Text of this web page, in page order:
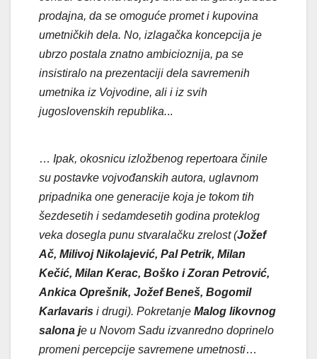
prodajna, da se omoguće promet i kupovina
umetničkih dela. No, izlagačka koncepcija je
ubrzo postala znatno ambicioznija, pa se
insistiralo na prezentaciji dela savremenih
umetnika iz Vojvodine, ali i iz svih
jugoslovenskih republika...
… Ipak, okosnicu izložbenog repertoara činile
su postavke vojvođanskih autora, uglavnom
pripadnika one generacije koja je tokom tih
šezdesetih i sedamdesetih godina proteklog
veka dosegla punu stvaralačku zrelost (Jožef
Ač, Milivoj Nikolajević, Pal Petrik, Milan
Kečić, Milan Kerac, Boško i Zoran Petrović,
Ankica Oprešnik, Jožef Beneš, Bogomil
Karlavaris i drugi). Pokretanje Malog likovnog
salona je u Novom Sadu izvanredno doprinelo
promeni percepcije savremene umetnosti…